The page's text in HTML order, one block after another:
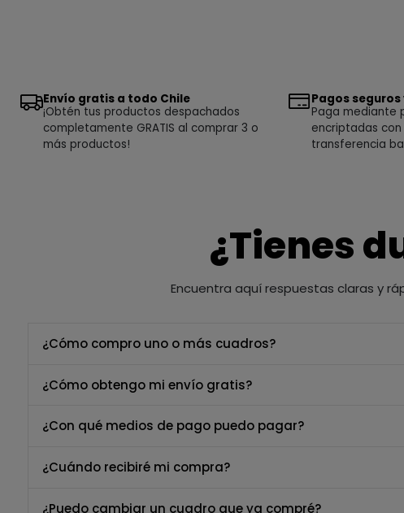
Envío gratis a todo Chile
¡Obtén tus productos despachados
completamente GRATIS al comprar 3 o
más productos!
Pagos
Paga mediante
encriptadas
transferencia
¿Tienes
Encuentra aquí respuestas claras y
¿Cómo compro uno o más cuadros?
¿Cómo obtengo mi envío gratis?
¿Con qué medios de pago puedo pagar?
¿Cuándo recibiré mi compra?
¿Puedo cambiar un cuadro que ya compré?